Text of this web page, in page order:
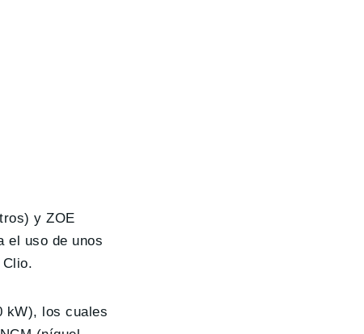
y ZOE
el uso de unos
kW), los cuales